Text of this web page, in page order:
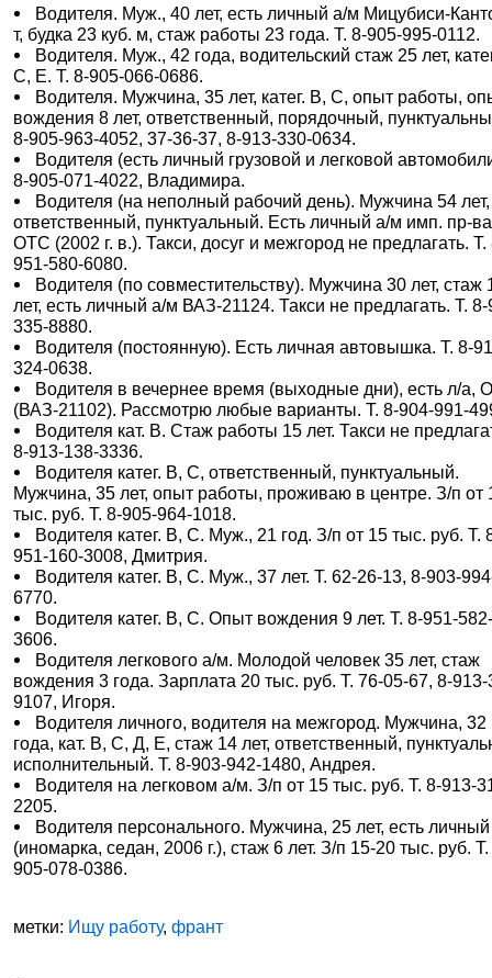
Водителя. Муж., 40 лет, есть личный а/м Мицубиси-
т, будка 23 куб. м, стаж работы 23 года. Т. 8-905-995-0112.
Водителя. Муж., 42 года, водительский стаж 25 лет,
С, Е. Т. 8-905-066-0686.
Водителя. Мужчина, 35 лет, катег. В, С, опыт работы,
вождения 8 лет, ответственный, порядочный,
8-905-963-4052, 37-36-37, 8-913-330-0634.
Водителя (есть личный грузовой и легковой
8-905-071-4022, Владимира.
Водителя (на неполный рабочий день). Мужчина 54 лет,
ответственный, пунктуальный. Есть личный а/м имп. пр-
ОТС (2002 г. в.). Такси, досуг и межгород не предлагать. Т.
951-580-6080.
Водителя (по совместительству). Мужчина 30 лет, стаж
лет, есть личный а/м ВАЗ-21124. Такси не предлагать. Т.
335-8880.
Водителя (постоянную). Есть личная автовышка. Т. 8-
324-0638.
Водителя в вечернее время (выходные дни), есть л/а,
(ВАЗ-21102). Рассмотрю любые варианты. Т. 8-904-991-
Водителя кат. В. Стаж работы 15 лет. Такси не
8-913-138-3336.
Водителя катег. В, С, ответственный, пунктуальный.
Мужчина, 35 лет, опыт работы, проживаю в центре. З/п от
тыс. руб. Т. 8-905-964-1018.
Водителя катег. В, С. Муж., 21 год. З/п от 15 тыс. руб. Т.
951-160-3008, Дмитрия.
Водителя катег. В, С. Муж., 37 лет. Т. 62-26-13, 8-903-
6770.
Водителя катег. В, С. Опыт вождения 9 лет. Т. 8-951-
3606.
Водителя легкового а/м. Молодой человек 35 лет, стаж
вождения 3 года. Зарплата 20 тыс. руб. Т. 76-05-67, 8-
9107, Игоря.
Водителя личного, водителя на межгород. Мужчина, 32
года, кат. В, С, Д, Е, стаж 14 лет, ответственный,
исполнительный. Т. 8-903-942-1480, Андрея.
Водителя на легковом а/м. З/п от 15 тыс. руб. Т. 8-913-
2205.
Водителя персонального. Мужчина, 25 лет, есть
(иномарка, седан, 2006 г.), стаж 6 лет. З/п 15-20 тыс. руб.
905-078-0386.
метки: Ищу работу,франт